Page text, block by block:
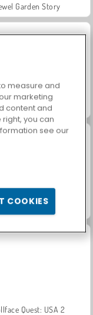
Garden Story
the Bear: Meadows
Quest: USA 2
measure and
marketing
content and
you can
see our
COOKIES